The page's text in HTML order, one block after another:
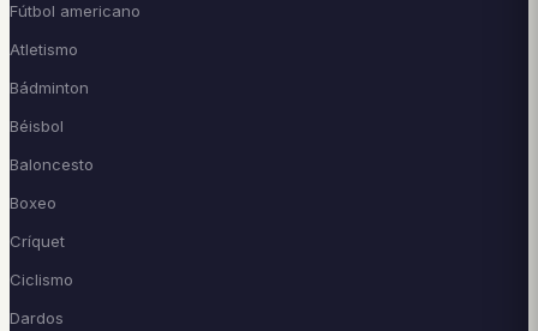
Fútbol americano
Atletismo
Bádminton
Béisbol
Baloncesto
Boxeo
Críquet
Ciclismo
Dardos